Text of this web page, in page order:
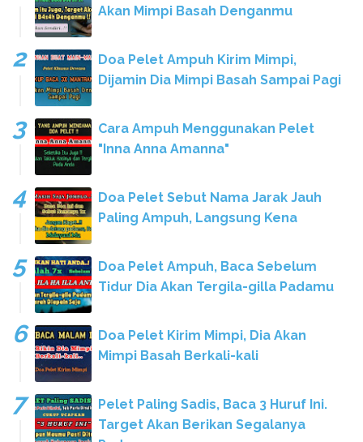
Akan Mimpi Basah Denganmu
Doa Pelet Ampuh Kirim Mimpi,
Dijamin Dia Mimpi Basah Sampai Pagi
Cara Ampuh Menggunakan Pelet
"Inna Anna Amanna"
Doa Pelet Sebut Nama Jarak Jauh
Paling Ampuh, Langsung Kena
Doa Pelet Ampuh, Baca Sebelum
Tidur Dia Akan Tergila-gilla Padamu
Doa Pelet Kirim Mimpi, Dia Akan
Mimpi Basah Berkali-kali
Pelet Paling Sadis, Baca 3 Huruf Ini.
Target Akan Berikan Segalanya